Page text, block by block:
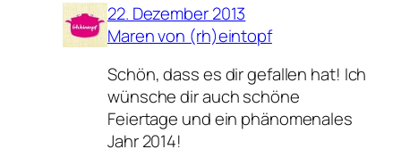
22. Dezember 2013
Maren von (rh)eintopf
Schön, dass es dir gefallen hat! Ich
wünsche dir auch schöne
Feiertage und ein phänomenales
Jahr 2014!